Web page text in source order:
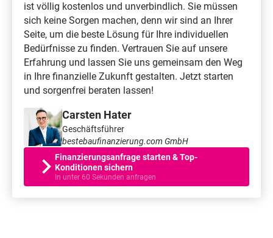
ist völlig kostenlos und unverbindlich. Sie müssen
sich keine Sorgen machen, denn wir sind an Ihrer
Seite, um die beste Lösung für Ihre individuellen
Bedürfnisse zu finden. Vertrauen Sie auf unsere
Erfahrung und lassen Sie uns gemeinsam den Weg
in Ihre finanzielle Zukunft gestalten. Jetzt starten
und sorgenfrei beraten lassen!
Carsten Hater
Geschäftsführer
bestebaufinanzierung.com GmbH
Finanzierungsanfrage starten & Top-
Konditionen sichern
In unter 60 Sekunden anfragen